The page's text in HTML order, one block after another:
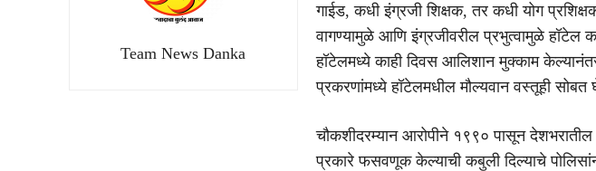
Team News Danka
गाईड, कधी इंग्रजी शिक्षक, तर कधी योग
वागण्यामुळे आणि इंग्रजीवरील प्रभुत्वामुळे हॉटेल
हॉटेलमध्ये काही दिवस आलिशान मुक्काम
प्रकरणांमध्ये हॉटेलमधील मौल्यवान वस्तूही
चौकशीदरम्यान आरोपीने १९९० पासून
प्रकारे फसवणूक केल्याची कबुली दिल्याचे